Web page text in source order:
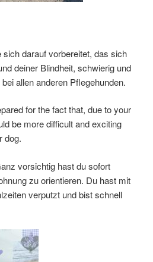
darauf vorbereitet, das sich
deiner Blindheit, schwierig und
allen anderen Pflegehunden.
for the fact that, due to your
be more difficult and exciting
dog.
vorsichtig hast du sofort
zu orientieren. Du hast mit
verputzt und bist schnell